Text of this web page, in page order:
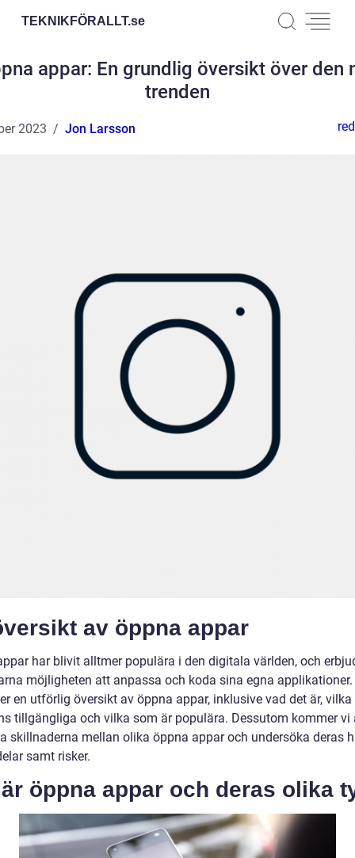
TEKNIKFÖRALLT.se
appar: En grundlig översikt över den
trenden
2023 Jon Larsson
av öppna appar
har blivit alltmer populära i den digitala världen, och
möjligheten att anpassa och koda sina egna applikationer.
en utförlig översikt av öppna appar, inklusive vad det är, vilka
tillgängliga och vilka som är populära. Dessutom kommer vi
skillnaderna mellan olika öppna appar och undersöka deras
samt risker.
öppna appar och deras olika